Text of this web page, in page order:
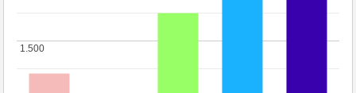
1.500
1.500